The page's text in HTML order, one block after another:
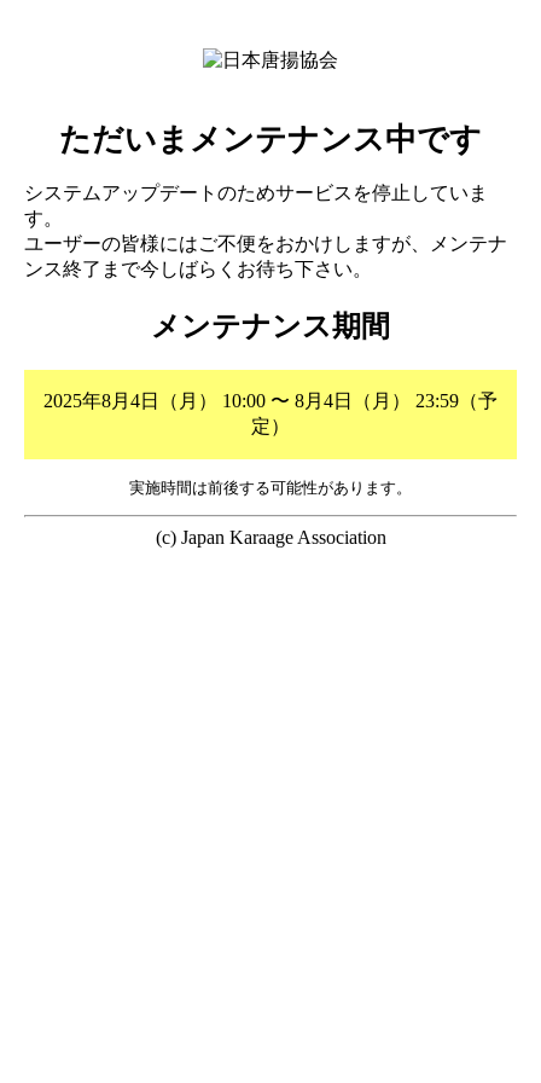
ただいまメンテナンス中です
システムアップデートのためサービスを停止していま
す。
ユーザーの皆様にはご不便をおかけしますが、メンテナ
ンス終了まで今しばらくお待ち下さい。
メンテナンス期間
2025年8月4日（月） 10:00 〜 8月4日（月） 23:59（予
定）
実施時間は前後する可能性があります。
(c) Japan Karaage Association